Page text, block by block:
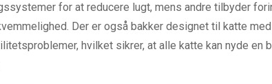
for at reducere lugt, mens andre tilbyder
Der er også bakker designet til katte
hvilket sikrer, at alle katte kan nyde en